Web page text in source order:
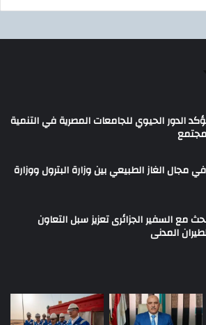
الدور الحيوي للجامعات المصرية في التنمية
الغاز الطبيعي بين وزارة البترول ووزارة
مع السفير الجزائرى تعزيز سبل التعاون
المدنى